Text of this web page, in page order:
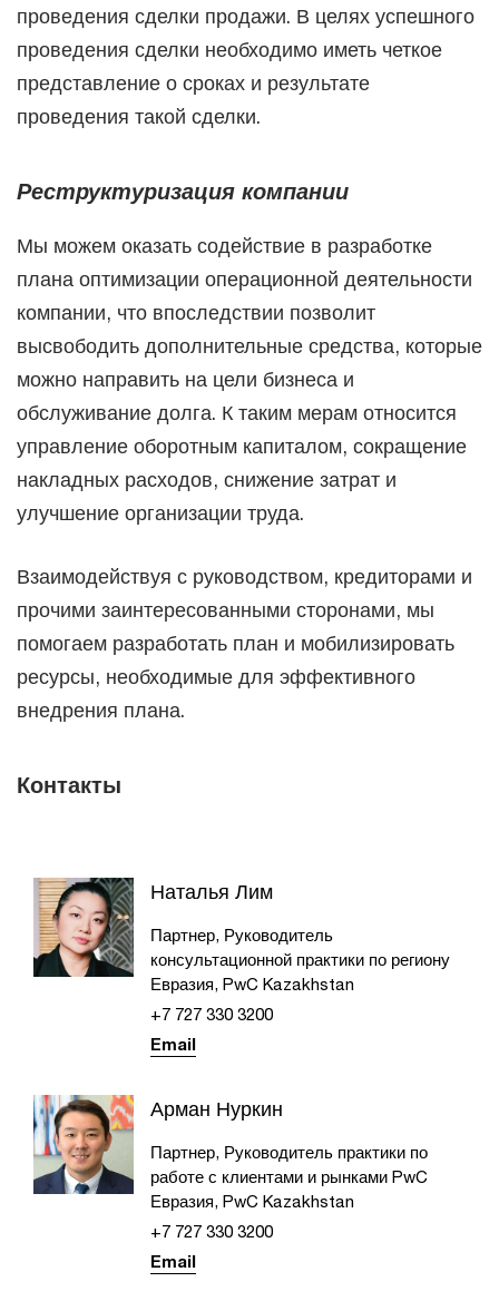
проведения сделки продажи. В целях успешного
проведения сделки необходимо иметь четкое
представление о сроках и результате
проведения такой сделки.
Реструктуризация компании
Мы можем оказать содействие в разработке
плана оптимизации операционной деятельности
компании, что впоследствии позволит
высвободить дополнительные средства, которые
можно направить на цели бизнеса и
обслуживание долга. К таким мерам относится
управление оборотным капиталом, сокращение
накладных расходов, снижение затрат и
улучшение организации труда.
Взаимодействуя с руководством, кредиторами и
прочими заинтересованными сторонами, мы
помогаем разработать план и мобилизировать
ресурсы, необходимые для эффективного
внедрения плана.
Контакты
Наталья Лим
Партнер, Руководитель
консультационной практики по региону
Евразия, PwC Kazakhstan
+7 727 330 3200
Email
Арман Нуркин
Партнер, Руководитель практики по
работе с клиентами и рынками PwC
Евразия, PwC Kazakhstan
+7 727 330 3200
Email